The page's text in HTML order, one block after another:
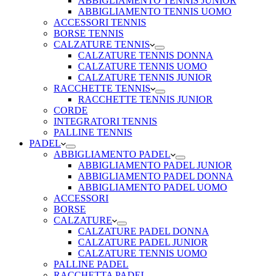
ABBIGLIAMENTO TENNIS UOMO
ACCESSORI TENNIS
BORSE TENNIS
CALZATURE TENNIS
CALZATURE TENNIS DONNA
CALZATURE TENNIS UOMO
CALZATURE TENNIS JUNIOR
RACCHETTE TENNIS
RACCHETTE TENNIS JUNIOR
CORDE
INTEGRATORI TENNIS
PALLINE TENNIS
PADEL
ABBIGLIAMENTO PADEL
ABBIGLIAMENTO PADEL JUNIOR
ABBIGLIAMENTO PADEL DONNA
ABBIGLIAMENTO PADEL UOMO
ACCESSORI
BORSE
CALZATURE
CALZATURE PADEL DONNA
CALZATURE PADEL JUNIOR
CALZATURE TENNIS UOMO
PALLINE PADEL